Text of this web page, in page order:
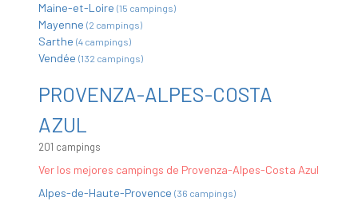
Maine-et-Loire (15 campings)
Mayenne (2 campings)
Sarthe (4 campings)
Vendée (132 campings)
PROVENZA-ALPES-COSTA
AZUL
201 campings
Ver los mejores campings de Provenza-Alpes-Costa Azul
Alpes-de-Haute-Provence (36 campings)